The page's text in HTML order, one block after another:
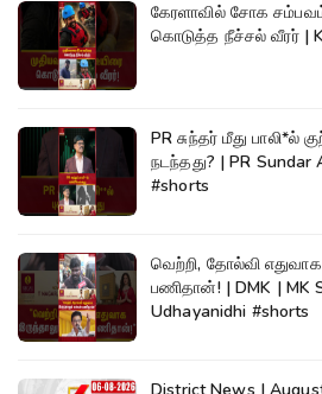
கேரளாவில் சோக
கொடுத்த நீச்சல் வீரர் |
PR சுந்தர் மீது பாலி*ல்
நடந்தது? | PR
#shorts
வெற்றி, தோல்வி
பணிதான்! | DMK | MK
Udhayanidhi #shorts